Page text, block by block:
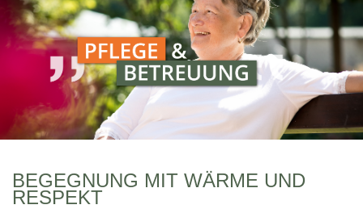
BEGEGNUNG MIT WÄRME UND
RESPEKT